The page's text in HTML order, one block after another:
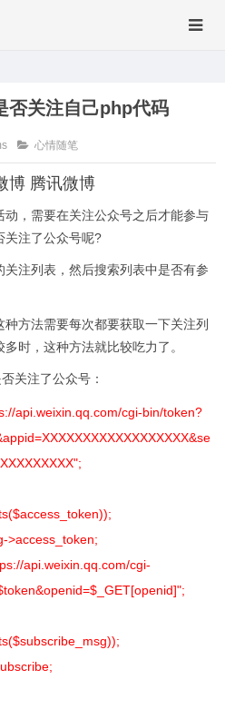
否关注自己php代码
心情随笔
博 腾讯微博
，需要在关注公众号之后才能参与
关注了公众号呢?
注列表，然后搜索列表中是否有参
方法需要每次都要获取一下关注列
时，这种方法就比较吃力了。
关注了公众号：
cgi-bin/token?
api.weixin.qq.com/cgi-